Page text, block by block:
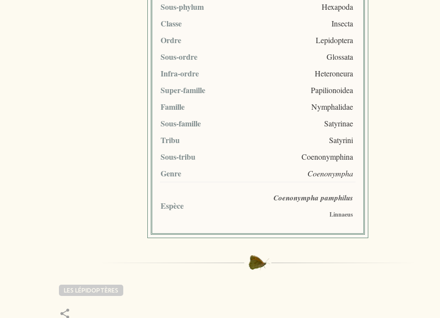
Sous-phylum Hexapoda
Classe Insecta
Ordre Lepidoptera
Sous-ordre Glossata
Infra-ordre Heteroneura
Super-famille Papilionoidea
Famille Nymphalidae
Sous-famille Satyrinae
Tribu Satyrini
Sous-tribu Coenonymphina
Genre Coenonympha
Espèce
Coenonympha pamphilus
Linnaeus
LES LÉPIDOPTÈRES